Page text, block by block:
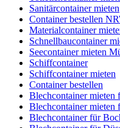
Sanitärcontainer mieten
Container bestellen
Materialcontainer
Schnellbaucontainer
Seecontainer mieten
Schiffcontainer
Schiffcontainer mieten
Container bestellen
Blechcontainer mieten
Blechcontainer mieten
Blechcontainer für